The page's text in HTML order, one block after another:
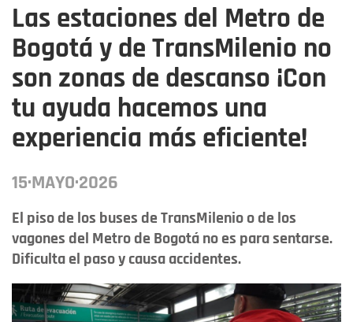
Las estaciones del Metro de
Bogotá y de TransMilenio no
son zonas de descanso ¡Con
tu ayuda hacemos una
experiencia más eficiente!
15·MAYO·2026
El piso de los buses de TransMilenio o de los
vagones del Metro de Bogotá no es para sentarse.
Dificulta el paso y causa accidentes.